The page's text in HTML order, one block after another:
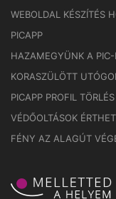
WEBOLDAL KÉSZÍTÉS
PICAPP
HAZAMEGYÜNK A PIC-
KORASZÜLÖTT
PICAPP PROFIL TÖRLÉS
VÉDŐOLTÁSOK
FÉNY AZ ALAGÚT